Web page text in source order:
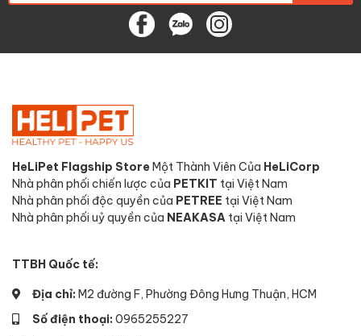
HeLiPet Flagship StoreMột Thành Viên Của HeLiCorp
Nhà phân phối chiến lược của PETKIT tại Việt Nam
Nhà phân phối độc quyền của PETREE tại Việt Nam
Nhà phân phối uỷ quyền của NEAKASA tại Việt Nam
TTBH Quốc tế:
Địa chỉ: M2 đường F, Phường Đông Hưng Thuận, HCM
Số điện thoại: 0965255227